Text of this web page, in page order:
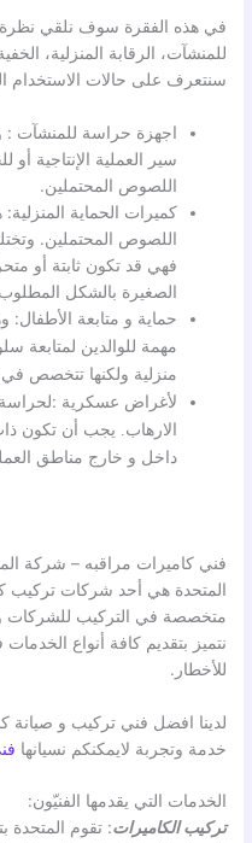
للمنشآت، الرقابة المنزلية،
سنتعرف على حالات الاستخدام
اجهزة حراسة للمنشآت :
سير العملية الإنتاجية أو
اللصوص المحتملين.
كميرات الحماية
اللصوص المحتملين.
فهي قد تكون ثابتة أو
الصغيرة بالشكل
حماية و متابعة الأطفال:
مهمة للوالدين لمتابعة
منزلية ولكنها تتخصص
لأغراض عسكرية :لحراسة
الارهاب. يجب أن تكون
داخل و خارج مناطق
فني كاميرات مراقبه – شركة
المتحدة هي أحد شركات تركيب
متخصصة في التركيب للشركات
نتميز بتقديم كافة أنواع
للأخطار.
لدينا افضل فني تركيب و صيانة
خدمة وتجربة لايمكنكم نسيانها
الخدمات التي يقدمها الفنيّون:
تركيب الكاميرات: تقوم المتحدة